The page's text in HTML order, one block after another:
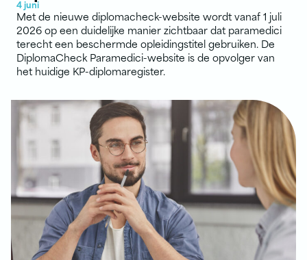
4 juni
Met de nieuwe diplomacheck-website wordt vanaf 1 juli
2026 op een duidelijke manier zichtbaar dat paramedici
terecht een beschermde opleidingstitel gebruiken. De
DiplomaCheck Paramedici-website is de opvolger van
het huidige KP-diplomaregister.